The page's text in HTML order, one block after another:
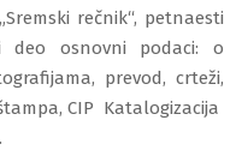
rečnik“, petnaesti
deo osnovni podaci: o
prevod, crteži,
CIP Katalogizacija